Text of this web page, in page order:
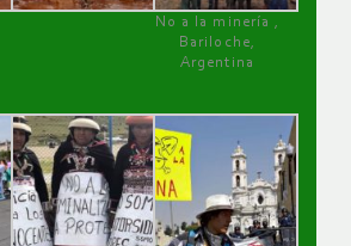
No a la minería ,
Bariloche,
Argentina